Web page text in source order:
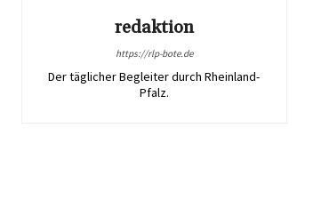
redaktion
https://rlp-bote.de
Der täglicher Begleiter durch Rheinland-
Pfalz.